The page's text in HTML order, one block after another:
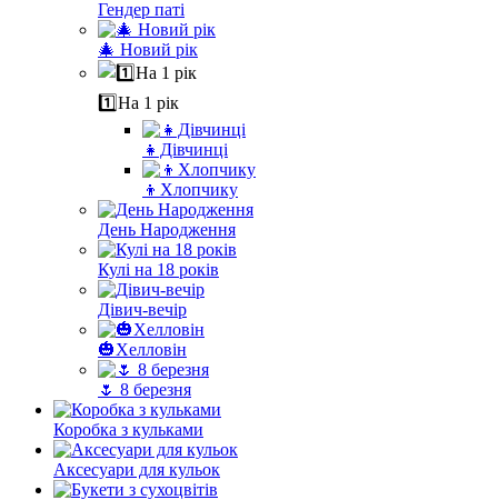
Гендер паті
🎄 Новий рік
1️⃣На 1 рік
👧Дівчинці
👦Хлопчику
День Народження
Кулі на 18 років
Дівич-вечір
🎃Хелловін
🌷 8 березня
Коробка з кульками
Аксесуари для кульок